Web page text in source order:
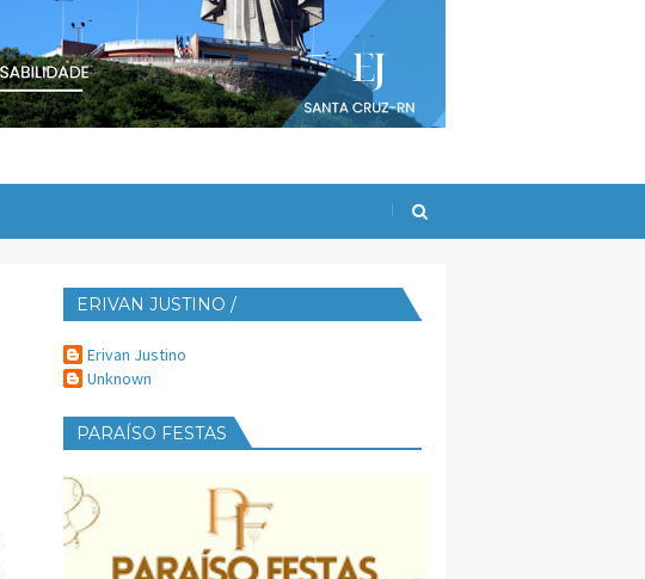
ERIVAN JUSTINO /
Erivan Justino
Unknown
PARAÍSO FESTAS